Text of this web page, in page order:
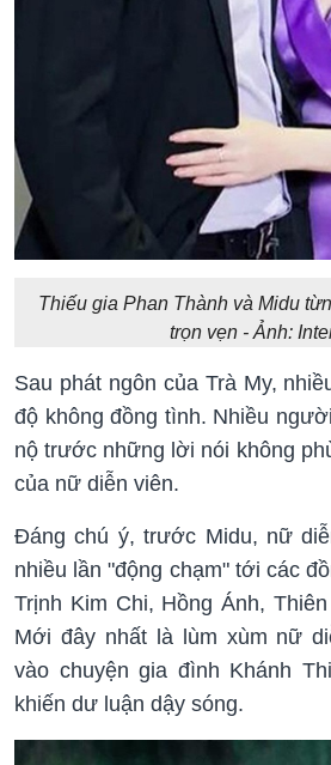
Thiếu gia Phan Thành và Midu
trọn vẹn - Ảnh:
Sau phát ngôn của Trà My,
độ không đồng tình. Nhiều
nộ trước những lời nói không
của nữ diễn viên.
Đáng chú ý, trước Midu, nữ
nhiều lần "động chạm" tới các
Trịnh Kim Chi, Hồng Ánh,
Mới đây nhất là lùm xùm nữ
vào chuyện gia đình Khánh
khiến dư luận dậy sóng.